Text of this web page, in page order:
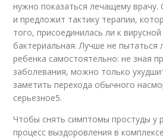
нужно показаться лечащему врачу.
и предложит тактику терапии,
того, присоединилась ли к
бактериальная. Лучше не пытаться
ребенка самостоятельно: не зная
заболевания, можно только
заметить перехода обычного
серьезное5.
Чтобы снять симптомы простуды у
процесс выздоровления в